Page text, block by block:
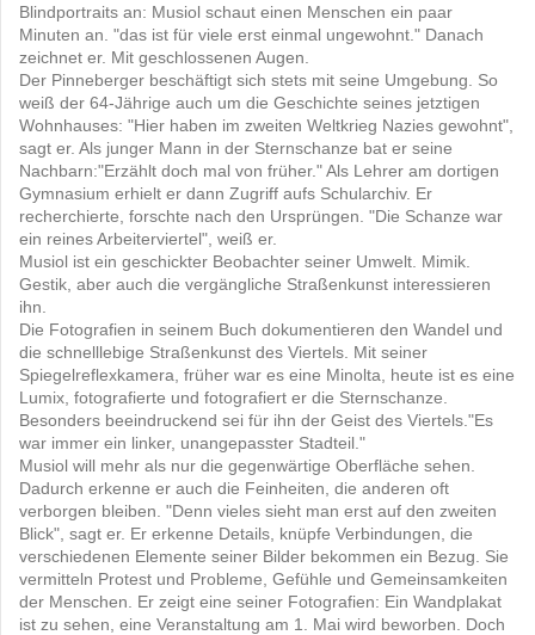
Blindportraits an: Musiol schaut einen Menschen ein paar
Minuten an. "das ist für viele erst einmal ungewohnt." Danach
zeichnet er. Mit geschlossenen Augen.
Der Pinneberger beschäftigt sich stets mit seine Umgebung. So
weiß der 64-Jährige auch um die Geschichte seines jetztigen
Wohnhauses: "Hier haben im zweiten Weltkrieg Nazies gewohnt",
sagt er. Als junger Mann in der Sternschanze bat er seine
Nachbarn:"Erzählt doch mal von früher." Als Lehrer am dortigen
Gymnasium erhielt er dann Zugriff aufs Schularchiv. Er
recherchierte, forschte nach den Ursprüngen. "Die Schanze war
ein reines Arbeiterviertel", weiß er.
Musiol ist ein geschickter Beobachter seiner Umwelt. Mimik.
Gestik, aber auch die vergängliche Straßenkunst interessieren
ihn.
Die Fotografien in seinem Buch dokumentieren den Wandel und
die schnelllebige Straßenkunst des Viertels. Mit seiner
Spiegelreflexkamera, früher war es eine Minolta, heute ist es eine
Lumix, fotografierte und fotografiert er die Sternschanze.
Besonders beeindruckend sei für ihn der Geist des Viertels."Es
war immer ein linker, unangepasster Stadteil."
Musiol will mehr als nur die gegenwärtige Oberfläche sehen.
Dadurch erkenne er auch die Feinheiten, die anderen oft
verborgen bleiben. "Denn vieles sieht man erst auf den zweiten
Blick", sagt er. Er erkenne Details, knüpfe Verbindungen, die
verschiedenen Elemente seiner Bilder bekommen ein Bezug. Sie
vermitteln Protest und Probleme, Gefühle und Gemeinsamkeiten
der Menschen. Er zeigt eine seiner Fotografien: Ein Wandplakat
ist zu sehen, eine Veranstaltung am 1. Mai wird beworben. Doch